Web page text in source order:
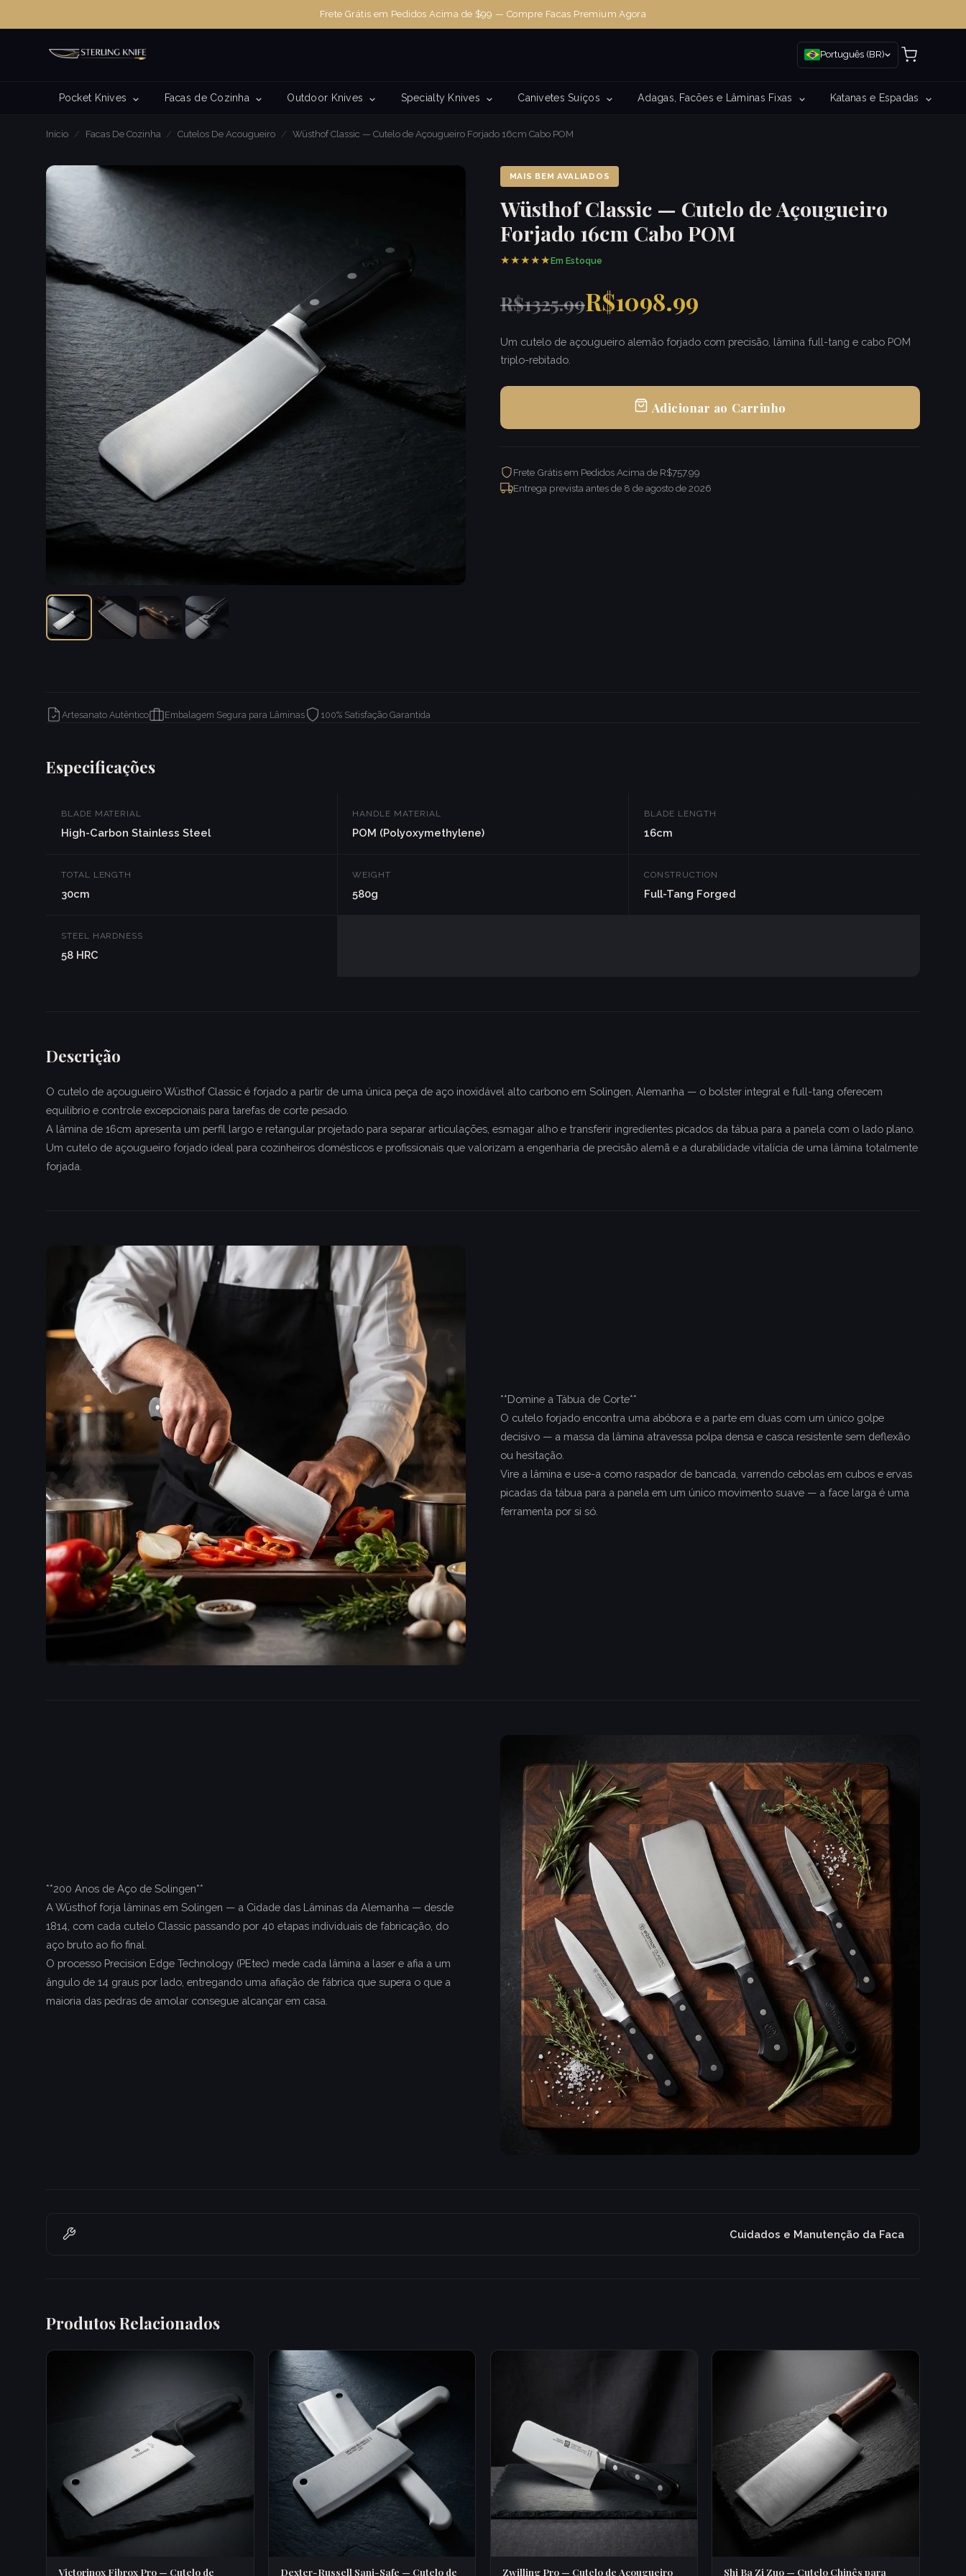
Frete Grátis em Pedidos Acima de $99 — Compre Facas Premium Agora
Português (BR)
Pocket Knives Facas de Cozinha Outdoor Knives Specialty Knives Canivetes Suíços Adagas, Facões e Lâminas Fixas Katanas e Espadas
Início / Facas De Cozinha / Cutelos De Acougueiro / Wüsthof Classic — Cutelo de Açougueiro Forjado 16cm Cabo POM
MAIS BEM AVALIADOS
Wüsthof Classic — Cutelo de Açougueiro
Forjado 16cm Cabo POM
★★★★★Em Estoque
R$1325.99R$1098.99
Um cutelo de açougueiro alemão forjado com precisão, lâmina full-tang e cabo POM
triplo-rebitado.
Adicionar ao Carrinho
Frete Grátis em Pedidos Acima de R$757.99
Entrega prevista antes de 8 de agosto de 2026
Artesanato Autêntico Embalagem Segura para Lâminas 100% Satisfação Garantida
Especificações
BLADE MATERIAL
High-Carbon Stainless Steel
HANDLE MATERIAL
POM (Polyoxymethylene)
BLADE LENGTH
16cm
TOTAL LENGTH
30cm
WEIGHT
580g
CONSTRUCTION
Full-Tang Forged
STEEL HARDNESS
58 HRC
Descrição
O cutelo de açougueiro Wüsthof Classic é forjado a partir de uma única peça de aço inoxidável alto carbono em Solingen, Alemanha — o bolster integral e full-tang oferecem
equilíbrio e controle excepcionais para tarefas de corte pesado.
A lâmina de 16cm apresenta um perfil largo e retangular projetado para separar articulações, esmagar alho e transferir ingredientes picados da tábua para a panela com o lado plano.
Um cutelo de açougueiro forjado ideal para cozinheiros domésticos e profissionais que valorizam a engenharia de precisão alemã e a durabilidade vitalícia de uma lâmina totalmente
forjada.
**Domine a Tábua de Corte**
O cutelo forjado encontra uma abóbora e a parte em duas com um único golpe
decisivo — a massa da lâmina atravessa polpa densa e casca resistente sem deflexão
ou hesitação.
Vire a lâmina e use-a como raspador de bancada, varrendo cebolas em cubos e ervas
picadas da tábua para a panela em um único movimento suave — a face larga é uma
ferramenta por si só.
**200 Anos de Aço de Solingen**
A Wüsthof forja lâminas em Solingen — a Cidade das Lâminas da Alemanha — desde
1814, com cada cutelo Classic passando por 40 etapas individuais de fabricação, do
aço bruto ao fio final.
O processo Precision Edge Technology (PEtec) mede cada lâmina a laser e afia a um
ângulo de 14 graus por lado, entregando uma afiação de fábrica que supera o que a
maioria das pedras de amolar consegue alcançar em casa.
Cuidados e Manutenção da Faca
Produtos Relacionados
Victorinox Fibrox Pro — Cutelo de Dexter-Russell Sani-Safe — Cutelo de Zwilling Pro — Cutelo de Açougueiro Shi Ba Zi Zuo — Cutelo Chinês para